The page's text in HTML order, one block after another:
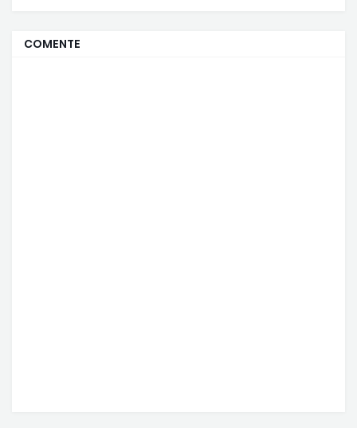
COMENTE